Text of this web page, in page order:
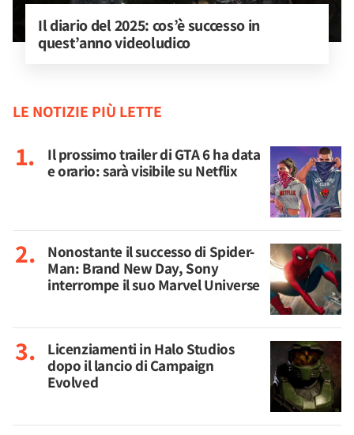
Il diario del 2025: cos’è successo in
quest’anno videoludico
LE NOTIZIE PIÙ LETTE
Il prossimo trailer di GTA 6 ha data
e orario: sarà visibile su Netflix
Nonostante il successo di Spider-
Man: Brand New Day, Sony
interrompe il suo Marvel Universe
Licenziamenti in Halo Studios
dopo il lancio di Campaign
Evolved